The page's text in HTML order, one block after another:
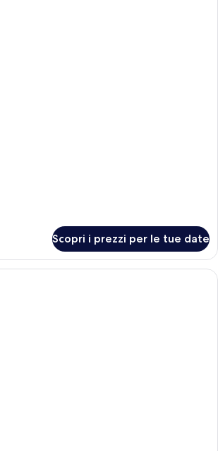
Scopri i prezzi per le tue date